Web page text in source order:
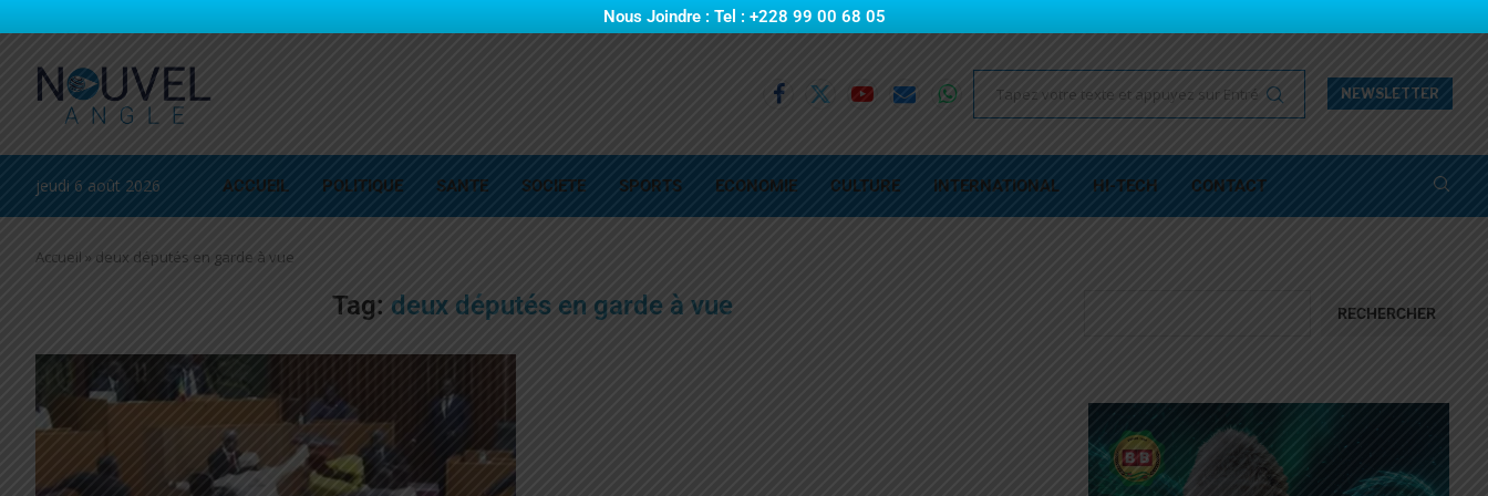
Nous Joindre : Tel : +228 99 00 68 05
NEWSLETTER
jeudi 6 août 2026 ACCUEIL POLITIQUE SANTE SOCIETE SPORTS ECONOMIE CULTURE INTERNATIONAL HI-TECH CONTACT
Accueil » deux députés en garde à vue
Tag: deux députés en garde à vue RECHERCHER